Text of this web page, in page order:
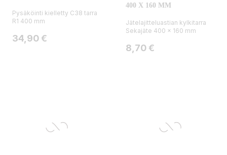
Pysäköinti kielletty C38 tarra
R1 400 mm
Hinta
34,90 €
400 X 160 MM
Jätelajitteluastian kylkitarra
Sekajäte 400 x 160 mm
Hinta
8,70 €